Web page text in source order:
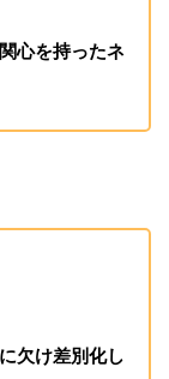
心を持ったネ
欠け差別化し